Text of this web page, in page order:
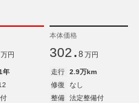
万円
本体価格
302. 8 万円
年 走行
2.9万km
修復
なし
整備
法定整備付